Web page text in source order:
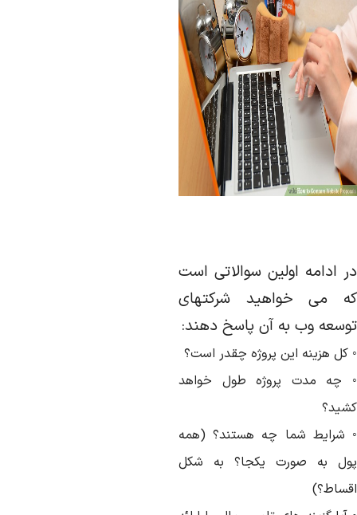
ادامه اولین سوالاتی است
می خواهید شرکتهای
وب به آن پاسخ دهند:
کل هزینه این پروژه چقدر است؟
چه مدت پروژه طول خواهد
شرایط شما چه هستند؟ (همه
به صورت یکجا؟ به شکل